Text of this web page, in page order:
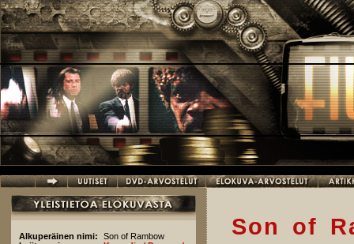
Hyppää pääsisältöön
Alkuperäinen nimi:
Son of Rambow
Son of